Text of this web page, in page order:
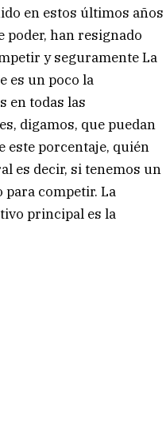
en estos últimos años
han resignado
y seguramente La
es un poco la
en todas las
digamos, que puedan
este porcentaje, quién
es decir, si tenemos un
competir. La
principal es la